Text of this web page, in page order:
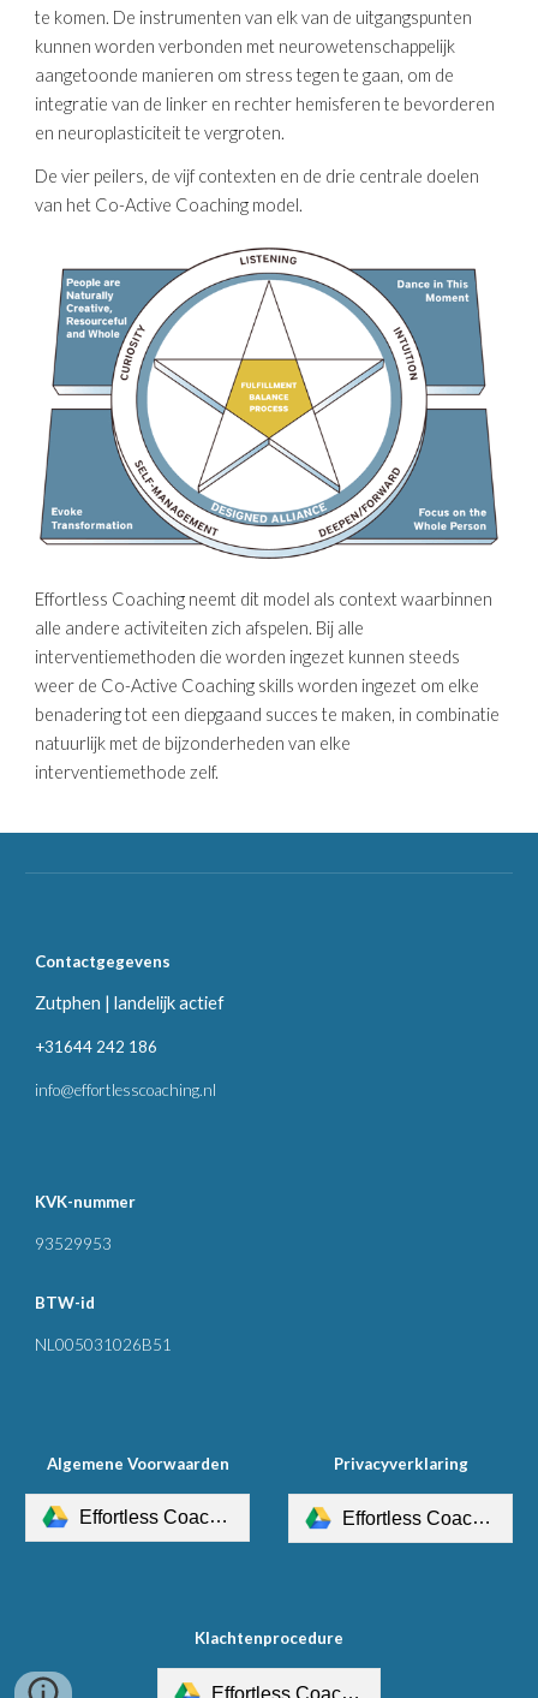
te komen. De instrumenten van elk van de uitgangspunten
kunnen worden verbonden met neurowetenschappelijk
aangetoonde manieren om stress tegen te gaan, om de
integratie van de linker en rechter hemisferen te bevorderen
en neuroplasticiteit te vergroten.
De vier peilers, de vijf contexten en de drie centrale doelen
van het Co-Active Coaching model.
Effortless Coaching neemt dit model als context waarbinnen
alle andere activiteiten zich afspelen. Bij alle
interventiemethoden die worden ingezet kunnen steeds
weer de Co-Active Coaching skills worden ingezet om elke
benadering tot een diepgaand succes te maken, in combinatie
natuurlijk met de bijzonderheden van elke
interventiemethode zelf.
Contactgegevens
Zutphen | landelijk actief
+31644 242 186
info@effortlesscoaching.nl
KVK-nummer
93529953
BTW-id
NL005031026B51
Algemene Voorwaarden
Effortless Coach Opleiding Algemene Voorwaarden.pdf
Privacyverklaring
Effortless Coach Opleiding Privacyverklaring.pdf
Klachtenprocedure
Effortless Coach Opleiding Klachtenprocedure.pdf